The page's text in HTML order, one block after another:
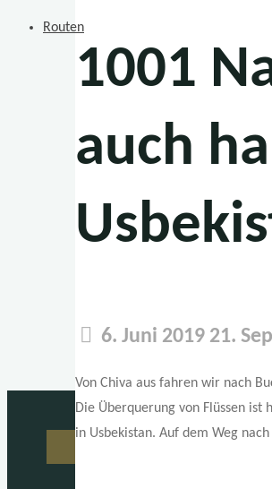
Routen
1001
auch
6. Juni 2019 21.
Von Chiva aus fahren wir nach
Die Überquerung von Flüssen
in Usbekistan. Auf dem Weg